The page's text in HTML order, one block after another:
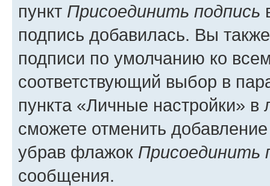
пункт Присоединить подпись
подпись добавилась. Вы
подписи по умолчанию ко
соответствующий выбор в
пункта «Личные настройки»
сможете отменить
убрав флажок Присоединить
сообщения.